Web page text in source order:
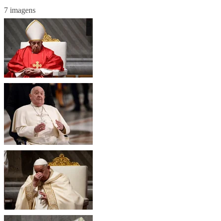
7 imagens